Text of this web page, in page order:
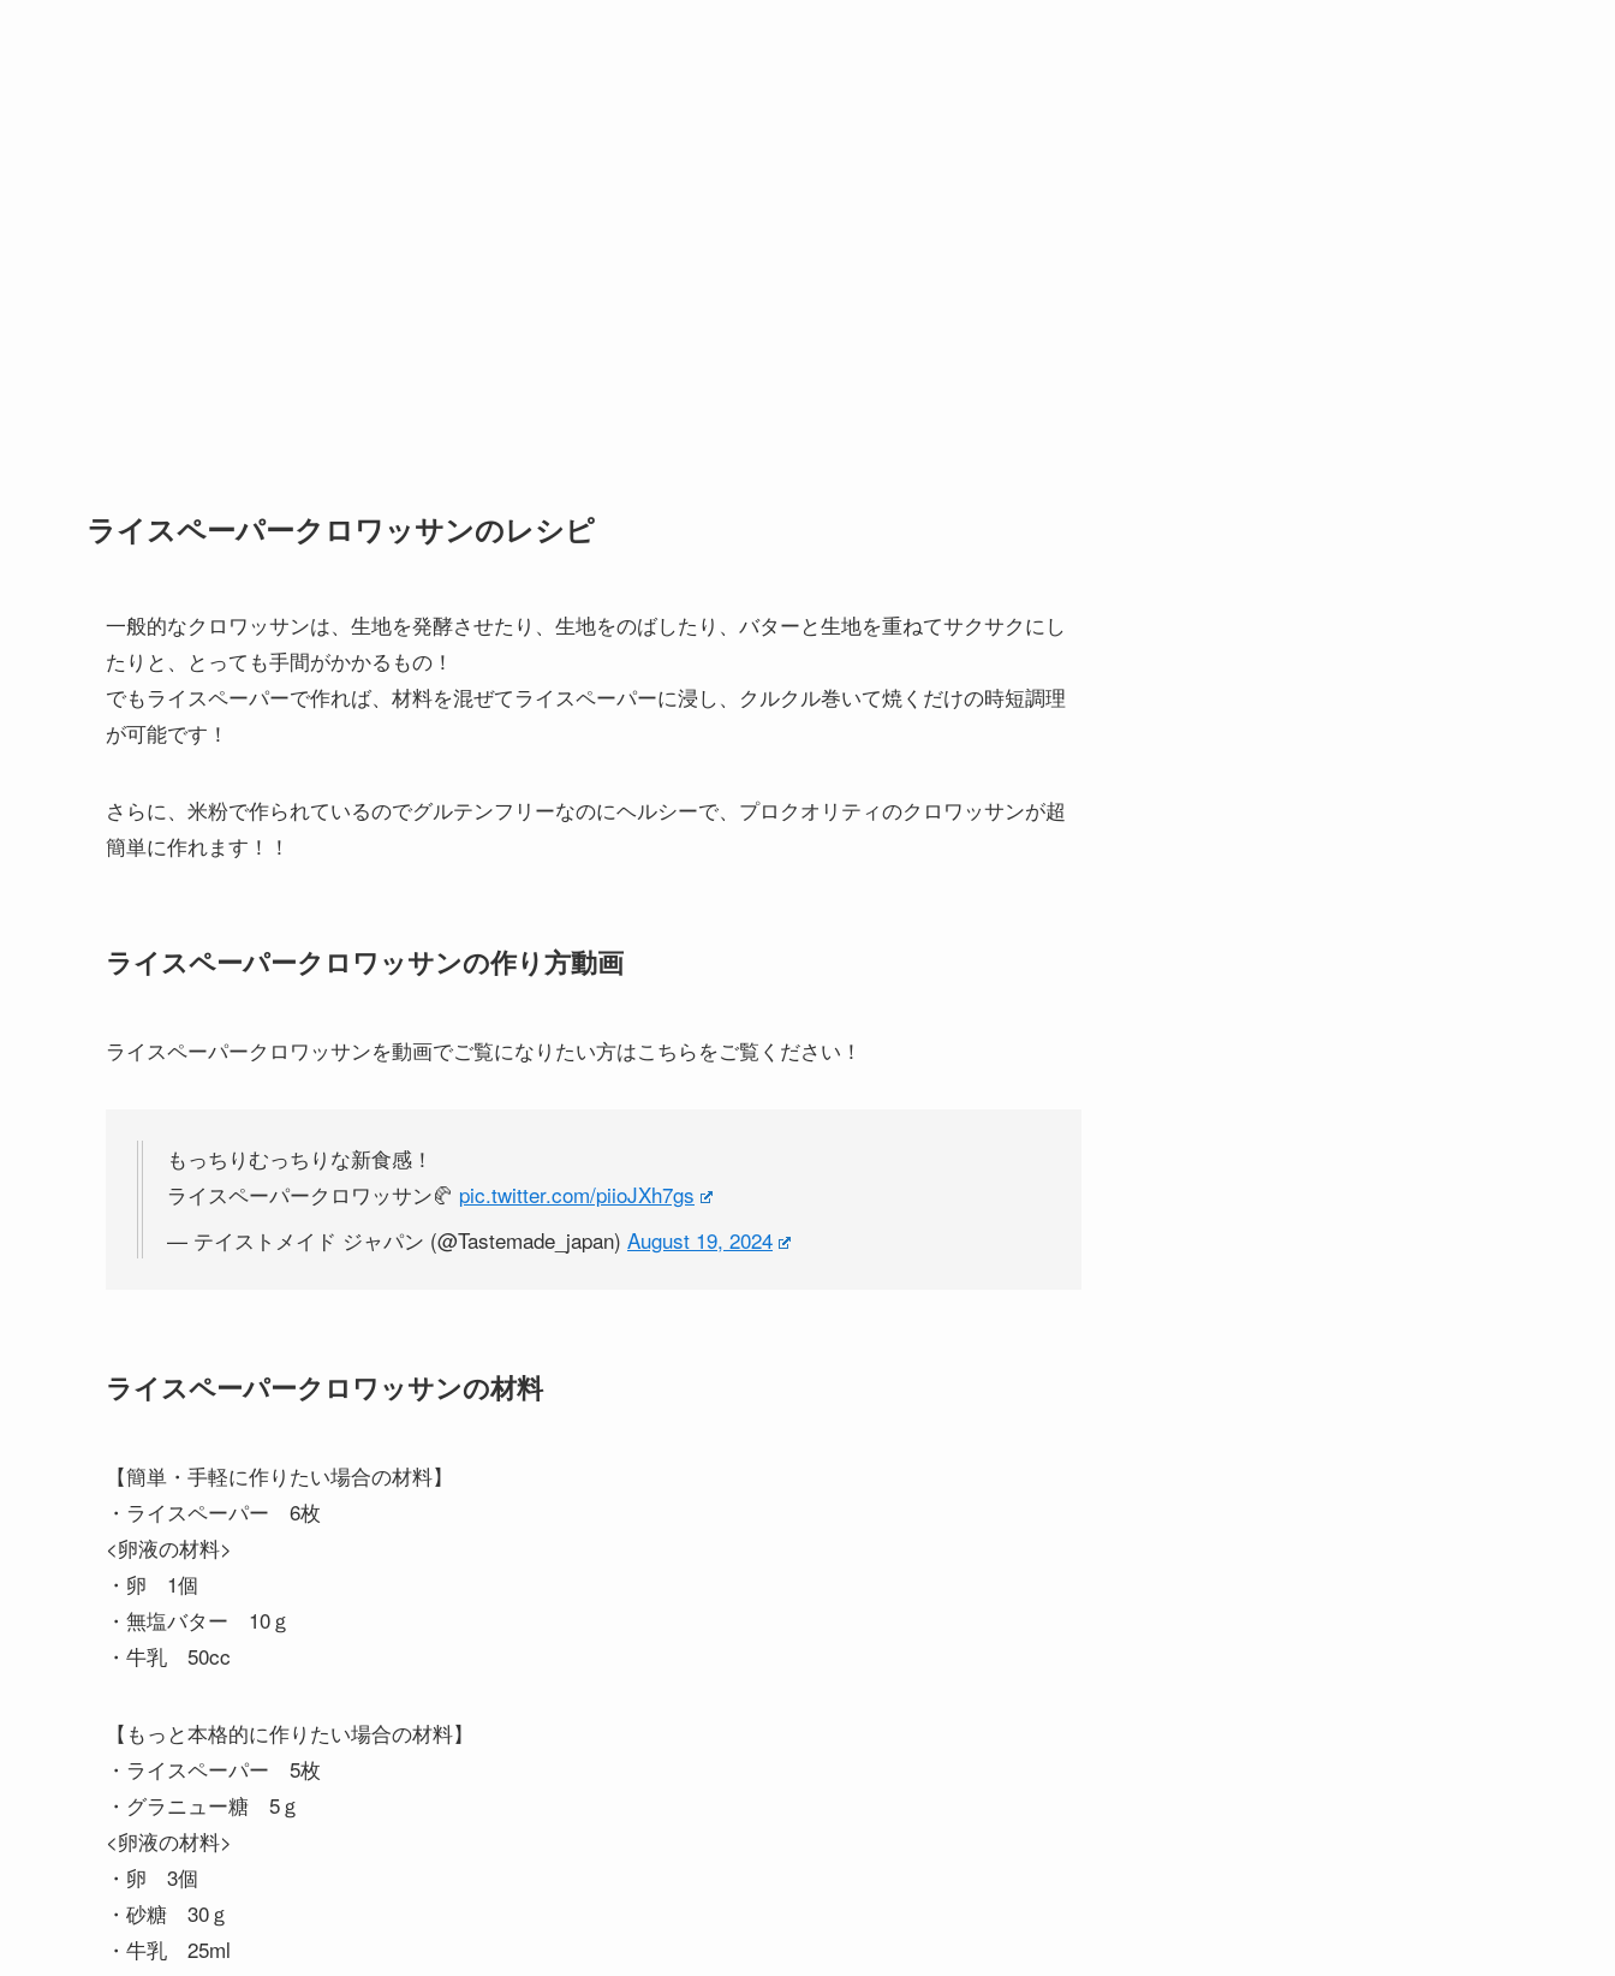
ライスペーパークロワッサンのレシピ
一般的なクロワッサンは、生地を発酵させたり、生地をのばしたり、バターと生地を重ねてサクサクにし
たりと、とっても手間がかかるもの！
でもライスペーパーで作れば、材料を混ぜてライスペーパーに浸し、クルクル巻いて焼くだけの時短調理
が可能です！
さらに、米粉で作られているのでグルテンフリーなのにヘルシーで、プロクオリティのクロワッサンが超
簡単に作れます！！
ライスペーパークロワッサンの作り方動画
ライスペーパークロワッサンを動画でご覧になりたい方はこちらをご覧ください！
もっちりむっちりな新食感！
ライスペーパークロワッサン🥐 pic.twitter.com/piioJXh7gs
— テイストメイド ジャパン (@Tastemade_japan) August 19, 2024
ライスペーパークロワッサンの材料
【簡単・手軽に作りたい場合の材料】
・ライスペーパー 6枚
<卵液の材料>
・卵 1個
・無塩バター 10ｇ
・牛乳 50cc
【もっと本格的に作りたい場合の材料】
・ライスペーパー 5枚
・グラニュー糖 5ｇ
<卵液の材料>
・卵 3個
・砂糖 30ｇ
・牛乳 25ml